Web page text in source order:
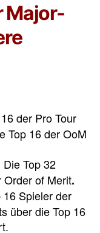
Major-
der Pro Tour
Top 16 der OoM
Die Top 32
Order of Merit.
16 Spieler der
über die Top 16